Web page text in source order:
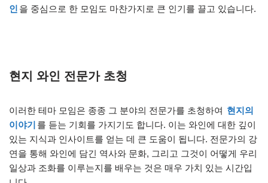
인 을 중심으로 한 모임도 마찬가지로 큰 인기를 끌고 있습니다.
현지 와인 전문가 초청
이러한 테마 모임은 종종 그 분야의 전문가를 초청하여 현지의
이야기 를 듣는 기회를 가지기도 합니다. 이는 와인에 대한 깊이
있는 지식과 인사이트를 얻는 데 큰 도움이 됩니다. 전문가의 강
연을 통해 와인에 담긴 역사와 문화, 그리고 그것이 어떻게 우리
일상과 조화를 이루는지를 배우는 것은 매우 가치 있는 시간입